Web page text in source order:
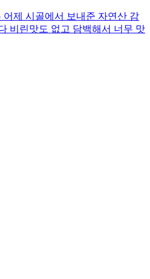
제 시골에서 보내준 자연산 감
비린맛도 없고 담백해서 너무 맛